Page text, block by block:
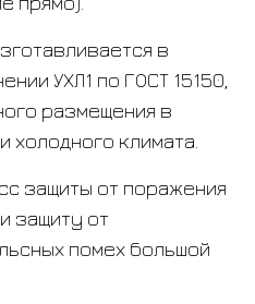
в
УХЛ1 по ГОСТ 15150,
размещения в
холодного климата.
защиты от поражения
защиту от
помех большой